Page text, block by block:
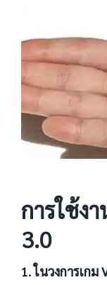
การใช้ง
3.0
1. ในวงการเกม